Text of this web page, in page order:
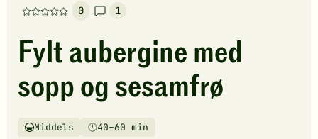
0
Denne
har
foreløpig
ingen
vurderinger.
den
1
Fylt aubergine med
sopp og sesamfrø
Vanskelighetsgrad
Middels
Tilberedningstid40–60 min